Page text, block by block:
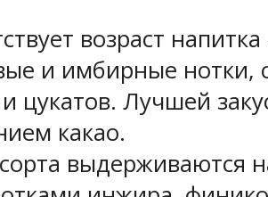
возраст
и имбирные
цукатов. Лучшей
какао.
выдерживаются